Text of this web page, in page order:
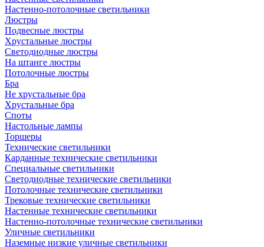
Настенно-потолочные светильники
Люстры
Подвесные люстры
Хрустальные люстры
Светодиодные люстры
На штанге люстры
Потолочные люстры
Бра
Не хрустальные бра
Хрустальные бра
Споты
Настольные лампы
Торшеры
Технические светильники
Карданные технические светильники
Специальные светильники
Светодиодные технические светильники
Потолочные технические светильники
Трековые технические светильники
Настенные технические светильники
Настенно-потолочные технические светильники
Уличные светильники
Наземные низкие уличные светильники